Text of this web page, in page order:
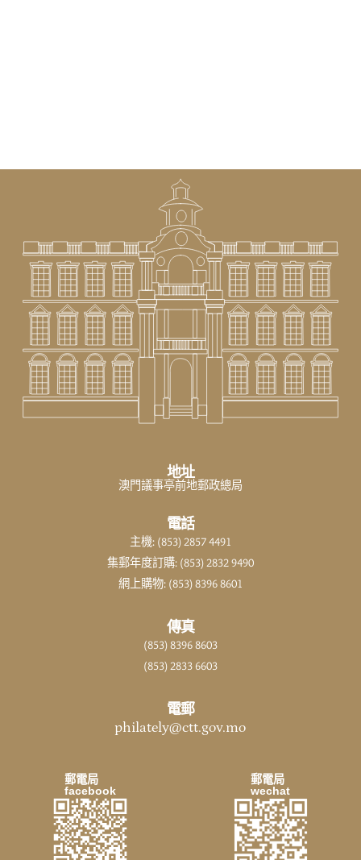
郵電局
facebook
郵電局
wechat
地址
澳門議事亭前地郵政總局
電話
主機: (853) 2857 4491
集郵年度訂購: (853) 2832 9490
網上購物: (853) 8396 8601
傳真
(853) 8396 8603
(853) 2833 6603
電郵
philately@ctt.gov.mo